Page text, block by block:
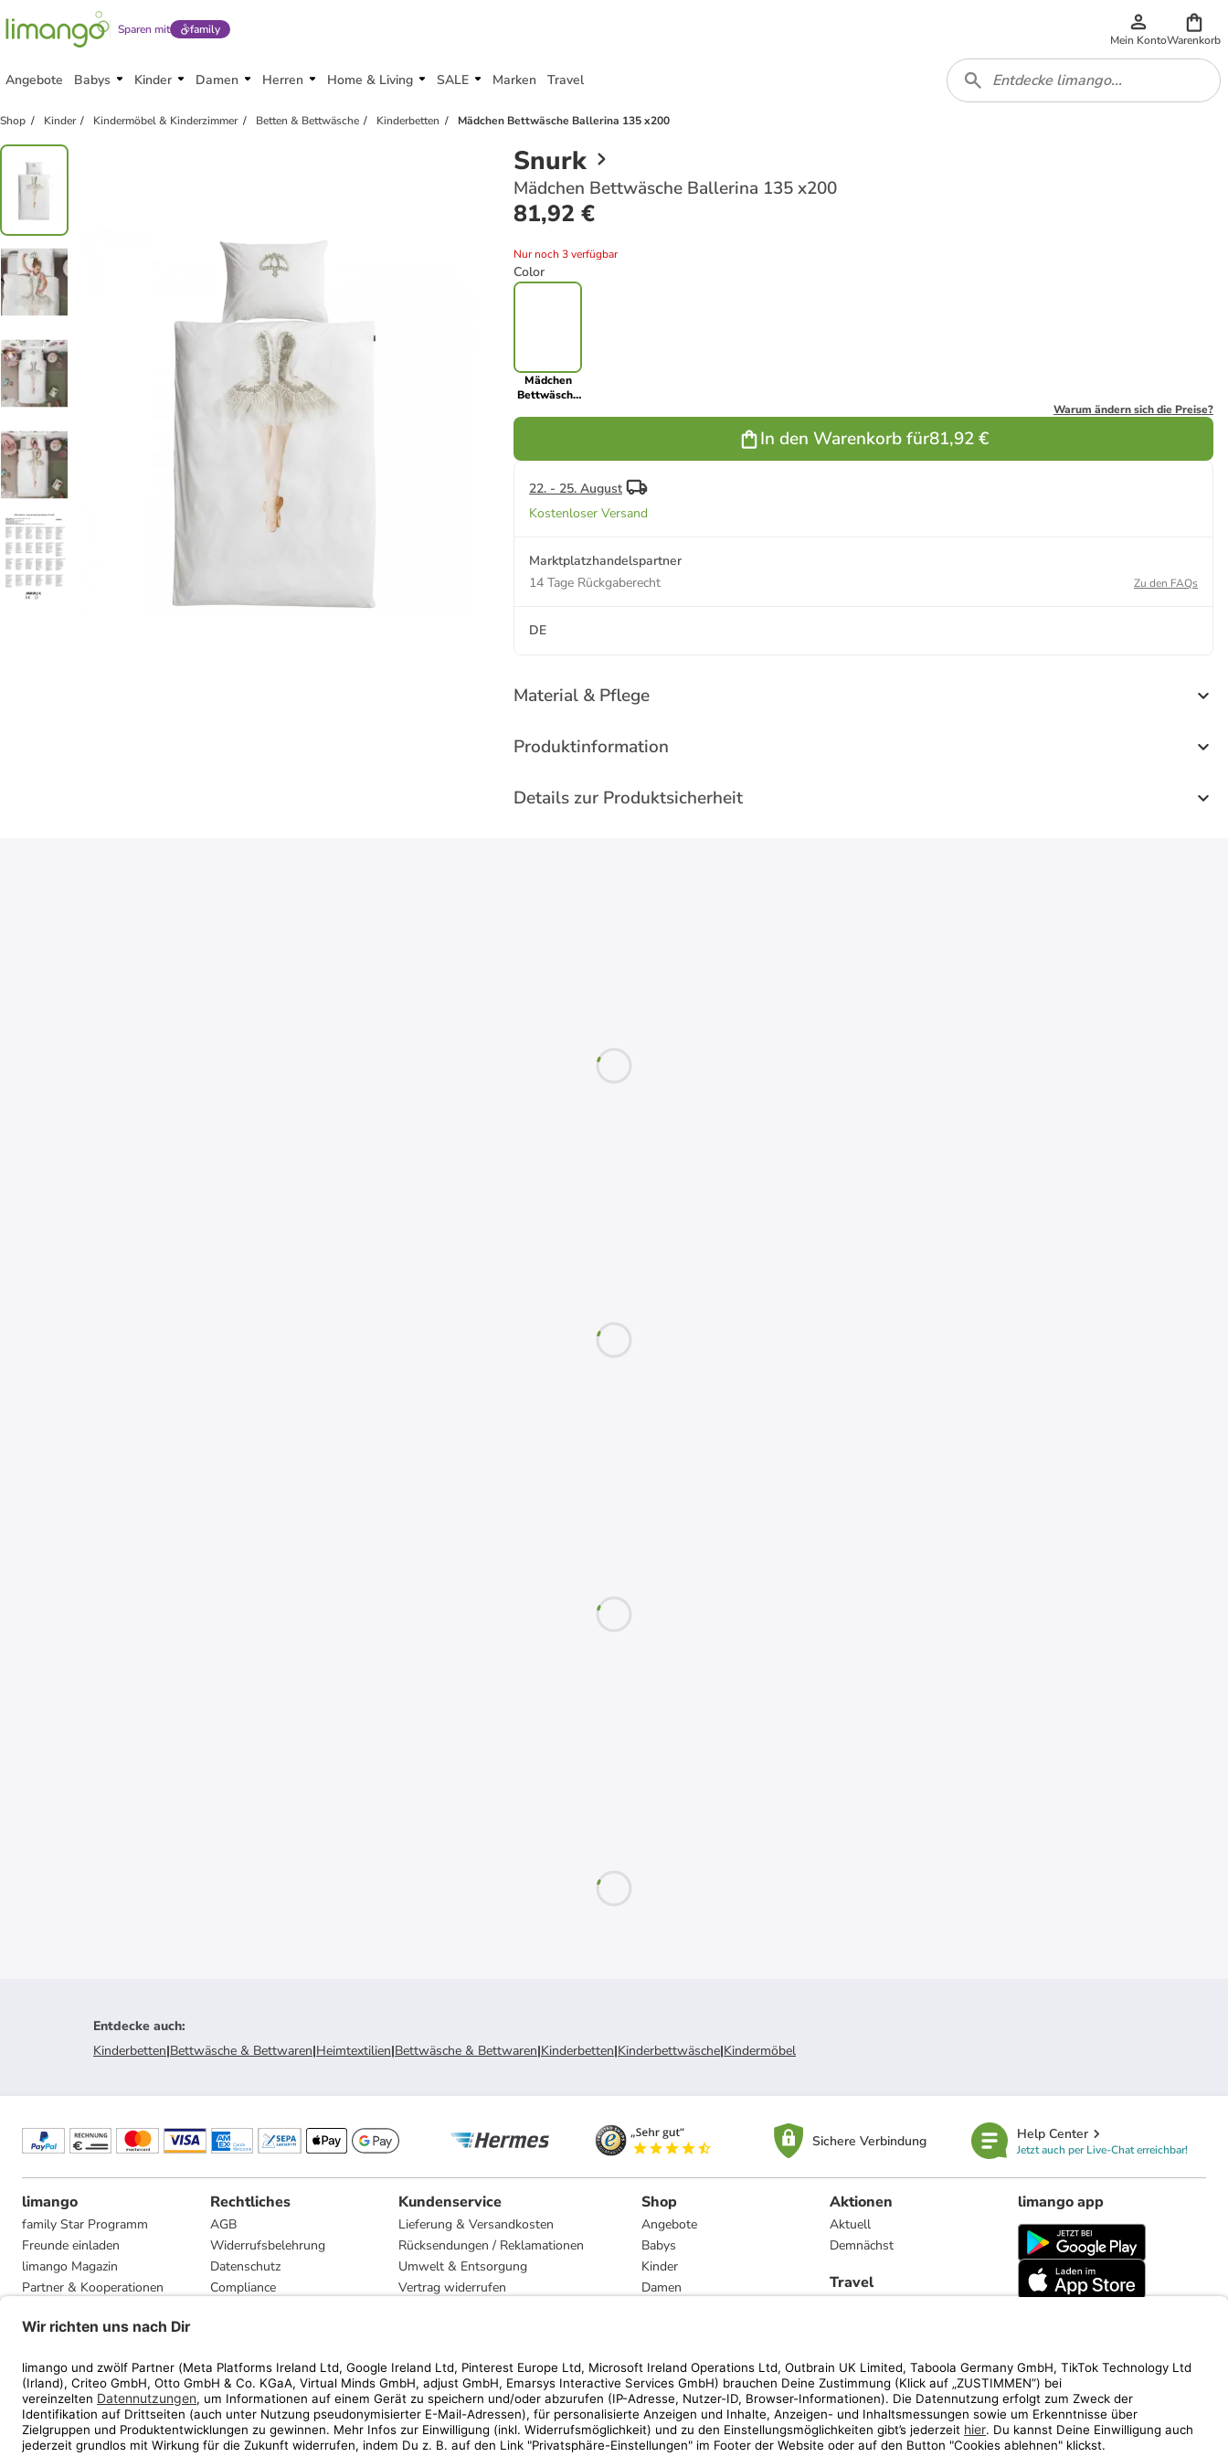
Sparen mit family
Mein KontoWarenkorb
Angebote Babys Kinder Damen Herren Home & Living SALE Marken Travel
Shop Kinder Kindermöbel & Kinderzimmer Betten & Bettwäsche Kinderbetten Mädchen Bettwäsche Ballerina 135 x200
Snurk
Mädchen Bettwäsche Ballerina 135 x200
81,92 €
Nur noch 3 verfügbar
Color
Mädchen
Bettwäsche
Warum ändern sich die Preise?
In den Warenkorb für81,92 €
22. - 25. August
Kostenloser Versand
Marktplatzhandelspartner
14 Tage Rückgaberecht
Zu den FAQs
DE
Material & Pflege
Produktinformation
Details zur Produktsicherheit
Entdecke auch:
Kinderbetten|Bettwäsche & Bettwaren|Heimtextilien|Bettwäsche & Bettwaren|Kinderbetten|Kinderbettwäsche|Kindermöbel
Sichere Verbindung Help Center
Jetzt auch per Live-Chat erreichbar!
limango
family Star Programm
Freunde einladen
limango Magazin
Partner & Kooperationen
Presse
Rechtliches
AGB
Widerrufsbelehrung
Datenschutz
Compliance
Kundenservice
Lieferung & Versandkosten
Rücksendungen / Reklamationen
Umwelt & Entsorgung
Vertrag widerrufen
Shop
Angebote
Babys
Kinder
Damen
Marken
Aktionen
Aktuell
Demnächst
Travel
limango app
limango.nl limango.pl